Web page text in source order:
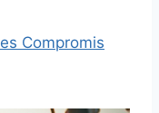
Compromis